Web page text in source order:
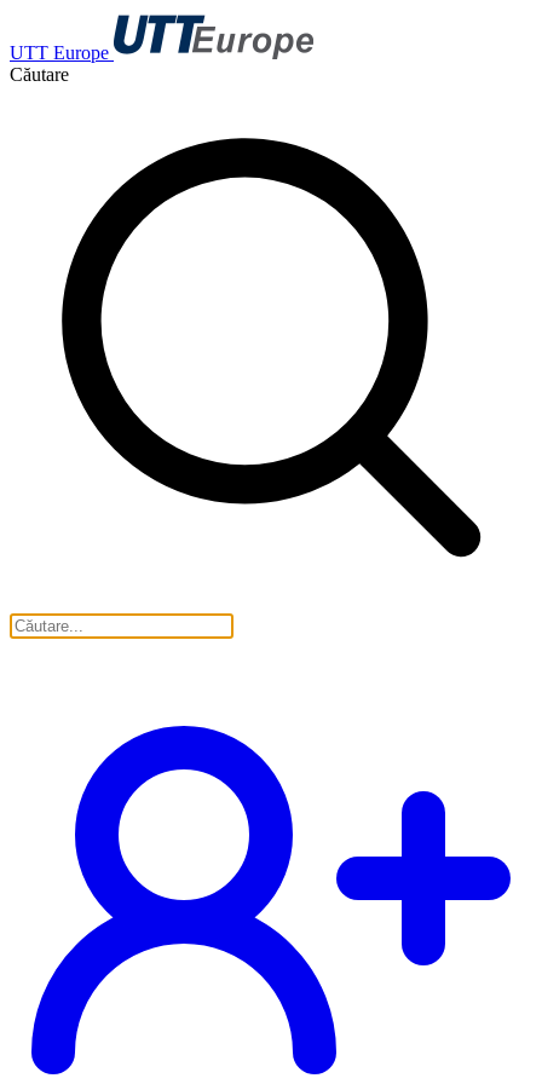
UTT Europe
Căutare